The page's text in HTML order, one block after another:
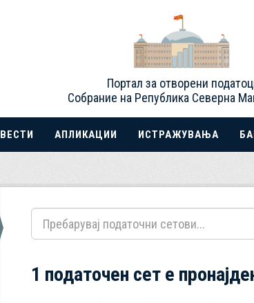
Портал за отворени
Собрание на Република Северна
ВЕСТИ АПЛИКАЦИИ ИСТРАЖУВАЊА
1 податочен сет е